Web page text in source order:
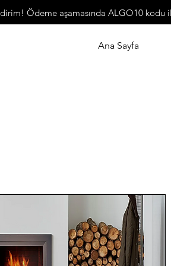
Ödeme aşamasında ALGO10 kodu
Ana Sayfa